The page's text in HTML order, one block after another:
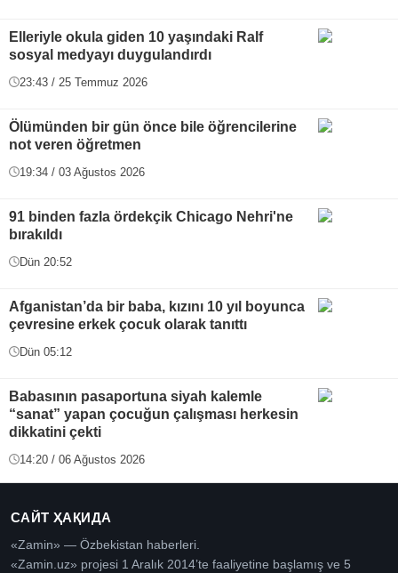
Elleriyle okula giden 10 yaşındaki Ralf
sosyal medyayı duygulandırdı
23:43 / 25 Temmuz 2026
Ölümünden bir gün önce bile öğrencilerine
not veren öğretmen
19:34 / 03 Ağustos 2026
91 binden fazla ördekçik Chicago Nehri'ne
bırakıldı
Dün 20:52
Afganistan’da bir baba, kızını 10 yıl boyunca
çevresine erkek çocuk olarak tanıttı
Dün 05:12
Babasının pasaportuna siyah kalemle
“sanat” yapan çocuğun çalışması herkesin
dikkatini çekti
14:20 / 06 Ağustos 2026
САЙТ ҲАҚИДА
«Zamin» — Özbekistan haberleri.
«Zamin.uz» projesi 1 Aralık 2014’te faaliyetine başlamış ve 5